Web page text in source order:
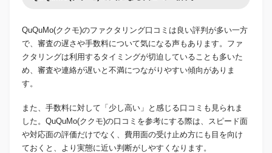
QuQuMo(ククモ)のファクタリング口コミは良い評判が多い一方
で、審査の遅さや手数料について気になる声もあります。ファ
クタリングは利用するタイミングが切迫していることも多いた
め、審査や連絡が遅いと不満につながりやすい傾向がありま
す。
また、手数料に対して「少し高い」と感じる口コミも見られま
した。QuQuMo(ククモ)の口コミを参考にする際は、スピード面
や対応面の評価だけでなく、費用面の受け止め方にも目を向け
ておくと、より実態に近い判断がしやすくなります。